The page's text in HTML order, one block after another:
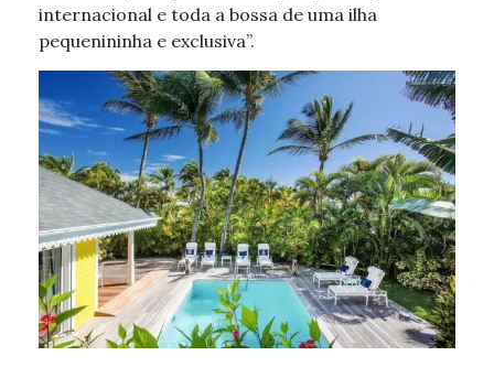
internacional e toda a bossa de uma ilha
pequenininha e exclusiva”.